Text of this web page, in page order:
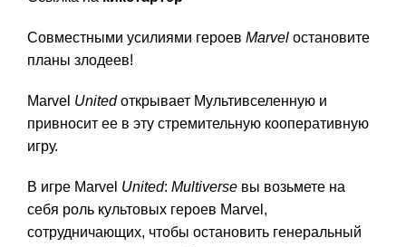
Совместными усилиями героев Marvel остановите
планы злодеев!
Marvel Unitedоткрывает Мультивселенную и
привносит ее в эту стремительную кооперативную
игру.
В игре Marvel United: Multiverse вы возьмете на
себя роль культовых героев Marvel,
сотрудничающих, чтобы остановить генеральный